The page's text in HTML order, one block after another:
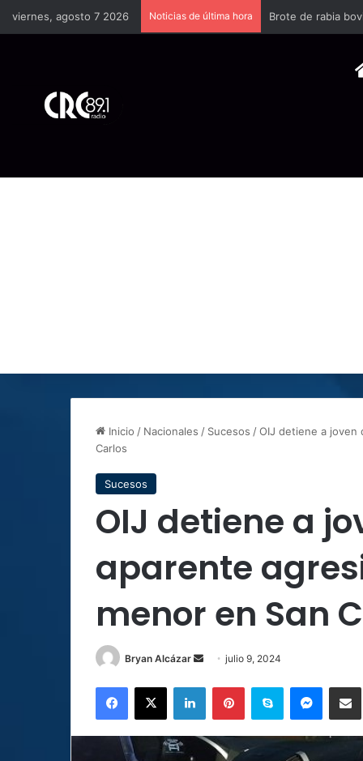
viernes, agosto 7 2026 Noticias de última hora Brote de rabia
Inicio / Nacionales / Sucesos /OIJ detiene a joven
Carlos
Sucesos
OIJ detiene a
aparente
menor en San
Bryan Alcázar
Send
email
julio 9, 2024
Facebook
X LinkedInPinterestSkype